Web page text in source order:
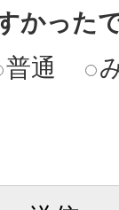
かった
普通